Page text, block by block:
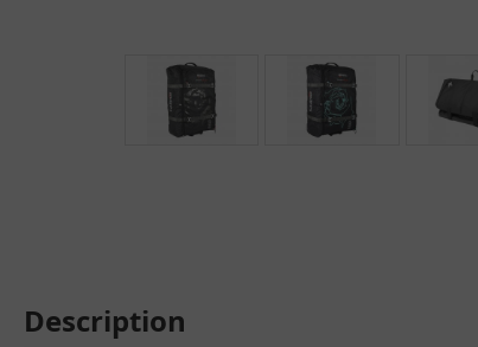
Description